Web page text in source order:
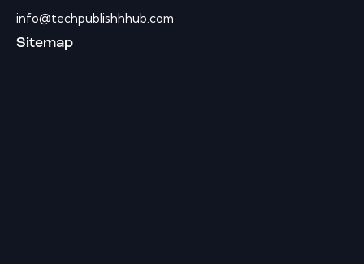
info@techpublishhhub.com
Sitemap